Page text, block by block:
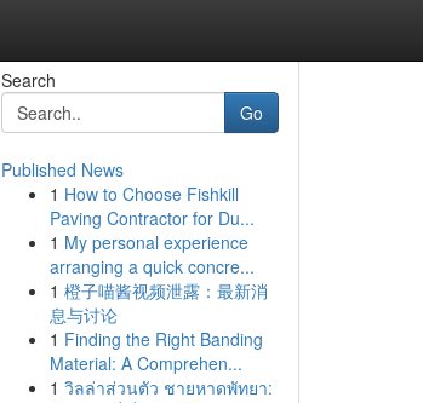
Search
Go
Published News
1 How to Choose Fishkill
Paving Contractor for Du...
1 My personal experience
arranging a quick concre...
1 橙子喵酱视频泄露：最新消
息与讨论
1 Finding the Right Banding
Material: A Comprehen...
1 วิลล่าส่วนตัว ชายหาดพัทยา: